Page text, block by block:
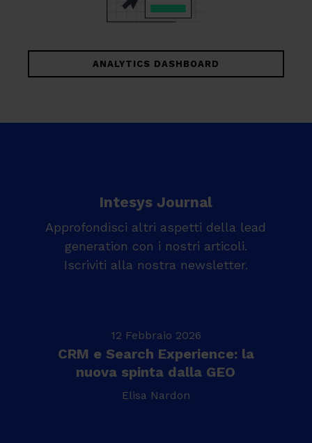
ANALYTICS DASHBOARD
Intesys Journal
Approfondisci altri aspetti della lead
generation con i nostri articoli.
Iscriviti alla nostra newsletter.
12 Febbraio 2026
CRM e Search Experience: la
nuova spinta dalla GEO
Elisa Nardon